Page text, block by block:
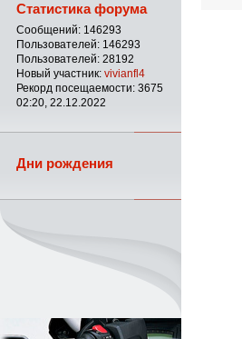
Статистика форума
Сообщений: 146293
Пользователей: 146293
Пользователей: 28192
Новый участник: vivianfl4
Рекорд посещаемости: 3675
02:20, 22.12.2022
Дни рождения